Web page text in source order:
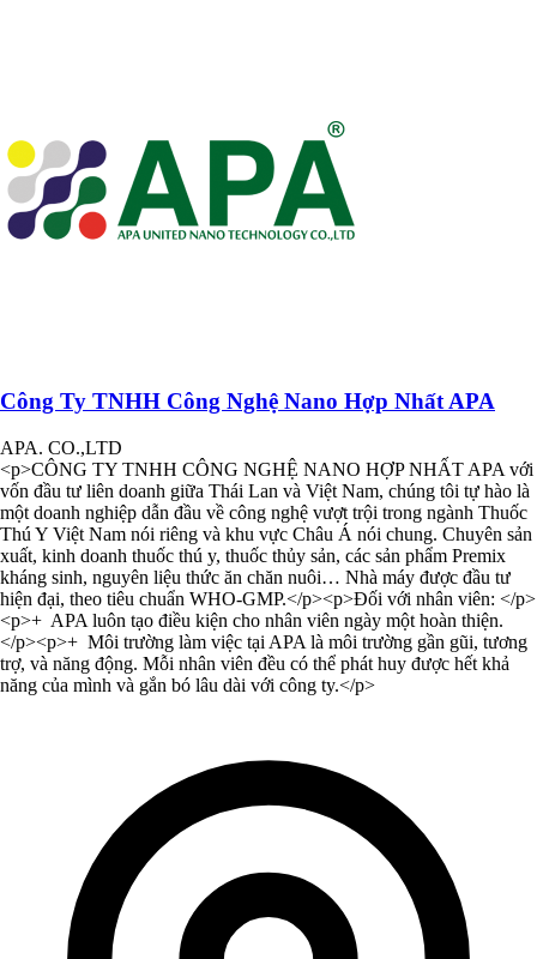
Công Ty TNHH Công Nghệ Nano Hợp Nhất APA
APA. CO.,LTD
<p>CÔNG TY TNHH CÔNG NGHỆ NANO HỢP NHẤT APA với
vốn đầu tư liên doanh giữa Thái Lan và Việt Nam, chúng tôi tự hào là
một doanh nghiệp dẫn đầu về công nghệ vượt trội trong ngành Thuốc
Thú Y Việt Nam nói riêng và khu vực Châu Á nói chung. Chuyên sản
xuất, kinh doanh thuốc thú y, thuốc thủy sản, các sản phẩm Premix
kháng sinh, nguyên liệu thức ăn chăn nuôi… Nhà máy được đầu tư
hiện đại, theo tiêu chuẩn WHO-GMP.</p><p>Đối với nhân viên: </p>
<p>+ APA luôn tạo điều kiện cho nhân viên ngày một hoàn thiện.
</p><p>+ Môi trường làm việc tại APA là môi trường gần gũi, tương
trợ, và năng động. Mỗi nhân viên đều có thể phát huy được hết khả
năng của mình và gắn bó lâu dài với công ty.</p>